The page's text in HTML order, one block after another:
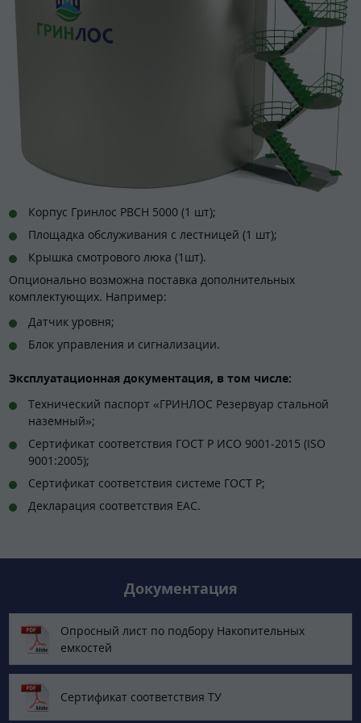
Корпус Гринлос РВСН 5000 (1 шт);
Площадка обслуживания с лестницей (1 шт);
Крышка смотрового люка (1шт).
Опционально возможна поставка дополнительных
комплектующих. Например:
Датчик уровня;
Блок управления и сигнализации.
Эксплуатационная документация, в том числе:
Технический паспорт «ГРИНЛОС Резервуар стальной
наземный»;
Сертификат соответствия ГОСТ Р ИСО 9001-2015 (ISO
9001:2005);
Сертификат соответствия системе ГОСТ Р;
Декларация соответствия EAC.
Документация
Опросный лист по подбору Накопительных
емкостей
Сертификат соответствия ТУ